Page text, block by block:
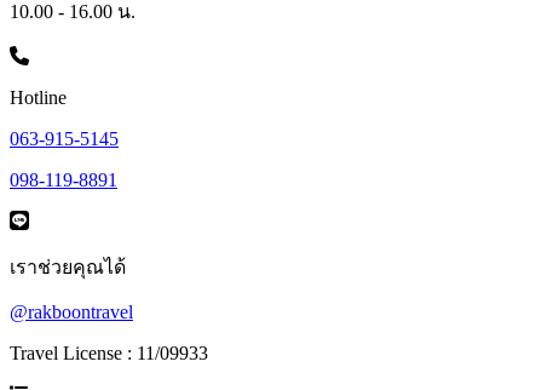
10.00 - 16.00 น.
Hotline
063-915-5145
098-119-8891
เราช่วยคุณได้
@rakboontravel
Travel License : 11/09933